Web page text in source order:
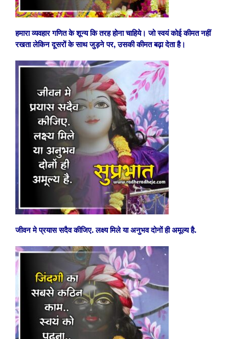
हमारा व्यवहार गणित के शून्य कि तरह होना चाहिये। जो स्वयं कोई कीमत नहीं
रखता लेकिन दूसरों के साथ जुड़ने पर, उसकी कीमत बढ़ा देता है।
जीवन मे प्रयास सदैव कीजिए. लक्ष्य मिले या अनुभव दोनों ही अमूल्य है.